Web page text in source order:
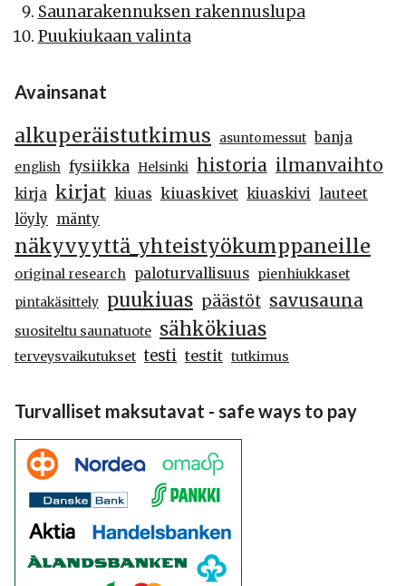
Saunarakennuksen rakennuslupa
Puukiukaan valinta
Avainsanat
alkuperäistutkimus asuntomessut banja
english fysiikka Helsinki historia ilmanvaihto
kirja kirjat kiuas kiuaskivet kiuaskivi lauteet
löyly mänty
näkyvyyttä_yhteistyökumppaneille
original research paloturvallisuus pienhiukkaset
pintakäsittely puukiuas päästöt savusauna
suositeltu saunatuote sähkökiuas
terveysvaikutukset testi testit tutkimus
Turvalliset maksutavat - safe ways to pay